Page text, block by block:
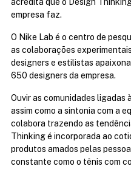
acredita que o Design
empresa faz.
O Nike Lab é o centro de
as colaborações
designers e estilistas
650 designers da empresa.
Ouvir as comunidades ligadas
assim como a sintonia com a
colabora trazendo as
Thinking é incorporada ao
produtos amados pelas
constante como o tênis com